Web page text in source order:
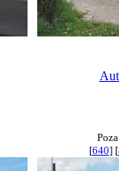
[640] [